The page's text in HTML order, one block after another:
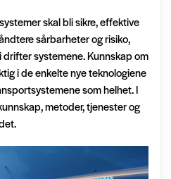
skal bli sikre, effektive
sårbarheter og risiko,
systemene. Kunnskap om
i de enkelte nye teknologiene
som helhet. I
metoder, tjenester og